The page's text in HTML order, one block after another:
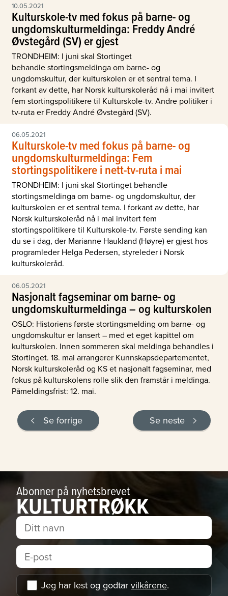
10.05.2021
Kulturskole-tv med fokus på barne- og
ungdomskulturmeldinga: Freddy André
Øvstegård (SV) er gjest
TRONDHEIM: I juni skal Stortinget
behandle stortingsmeldinga om barne- og
ungdomskultur, der kulturskolen er et sentral tema. I
forkant av dette, har Norsk kulturskoleråd nå i mai invitert
fem stortingspolitikere til Kulturskole-tv. Andre politiker i
tv-ruta er Freddy André Øvstegård (SV).
06.05.2021
Kulturskole-tv med fokus på barne- og
ungdomskulturmeldinga: Fem
stortingspolitikere i nett-tv-ruta i mai
TRONDHEIM: I juni skal Stortinget behandle
stortingsmeldinga om barne- og ungdomskultur, der
kulturskolen er et sentral tema. I forkant av dette, har
Norsk kulturskoleråd nå i mai invitert fem
stortingspolitikere til Kulturskole-tv. Første sending kan
du se i dag, der Marianne Haukland (Høyre) er gjest hos
programleder Helga Pedersen, styreleder i Norsk
kulturskoleråd.
06.05.2021
Nasjonalt fagseminar om barne- og
ungdomskulturmeldinga – og kulturskolen
OSLO: Historiens første stortingsmelding om barne- og
ungdomskultur er lansert – med et eget kapittel om
kulturskolen. Innen sommeren skal meldinga behandles i
Stortinget. 18. mai arrangerer Kunnskapsdepartementet,
Norsk kulturskoleråd og KS et nasjonalt fagseminar, med
fokus på kulturskolens rolle slik den framstår i meldinga.
Påmeldingsfrist: 12. mai.
Se forrige Se neste
Abonner på nyhetsbrevet
KULTURTRØKK
Jeg har lest og godtar vilkårene.